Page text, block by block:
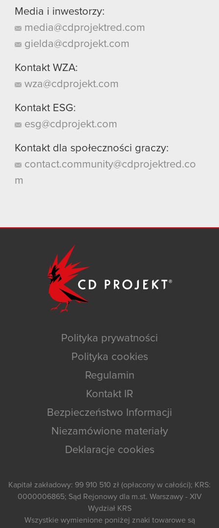
Media i inwestorzy:
media@cdprojektred.com
gielda@cdprojekt.com
Kontakt WZA:
wza@cdprojekt.com
Kontakt ESG:
esg@cdprojekt.com
Kontakt dla społeczności graczy:
contact.community@cdprojektred.co
m
Polityka prywatności
Polityka cookies
Regulamin
Kontakt IR
Bezpieczeństwo Informacji
Niezamówione materiały
Deklaracje cookies
Kapitał zakładowy: 99 910 510 zł (opłacony w całości); KRS:
0000006865; Sąd Rejonowy dla m.st. Warszawy - XIV
Wydział KRS
Wszystkie wymienione poniżej znaki towarowe są